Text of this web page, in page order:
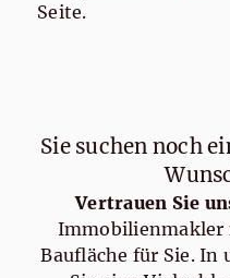
Seite.
Sie suchen noch
Vertrauen Sie
Immobilienmakler
Baufläche für Sie. In